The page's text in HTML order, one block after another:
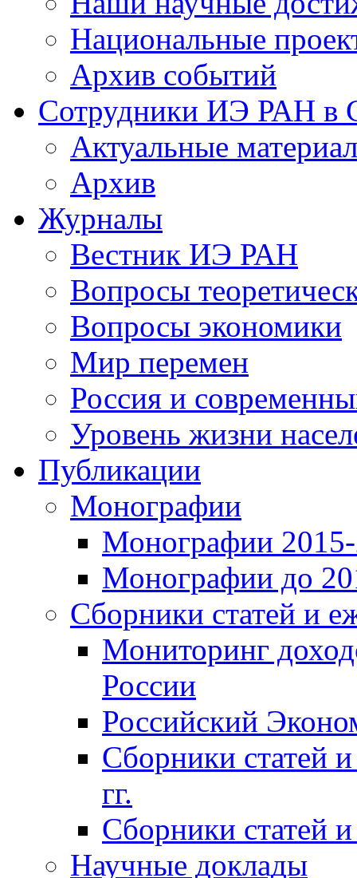
Национальные
Архив событий
Сотрудники ИЭ РАН
Актуальные
Архив
Журналы
Вестник ИЭ РАН
Вопросы
Вопросы экономики
Мир перемен
Россия и
Уровень жизни
Публикации
Монографии
Монографии 2015-
Монографии до
Сборники статей и
Мониторинг
России
Российский
Сборники статей
гг.
Сборники статей
Научные доклады